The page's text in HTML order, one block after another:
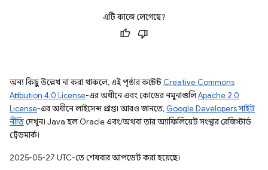
এটি কাজে লেগেছে?
অন্য কিছু উল্লেখ না করা থাকলে, এই পৃষ্ঠার কন্টেন্ট Creative Commons
Attribution 4.0 License-এর অধীনে এবং কোডের নমুনাগুলিApache 2.0
License-এর অধীনে লাইসেন্স প্রাপ্ত। আরও জানতে, Google Developers সাইট
নীতিদেখুন। Java হল Oracle এবং/অথবা তার অ্যাফিলিয়েট সংস্থার রেজিস্টার্ড
ট্রেডমার্ক।
2025-05-27 UTC-তে শেষবার আপডেট করা হয়েছে।